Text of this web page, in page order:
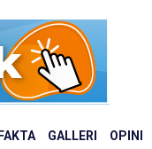
GALLERI OPINI